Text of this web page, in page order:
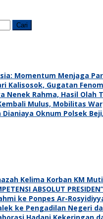
Momentum Menjaga
Kalisosok, Gugatan
Nenek Rahma, Hasil Olah
Mulus, Mobilitas
Oknum Polsek
Kelima Korban KM
ABSOLUT PRESIDEN”
ke Ponpes Ar-
ke Pengadilan Negeri